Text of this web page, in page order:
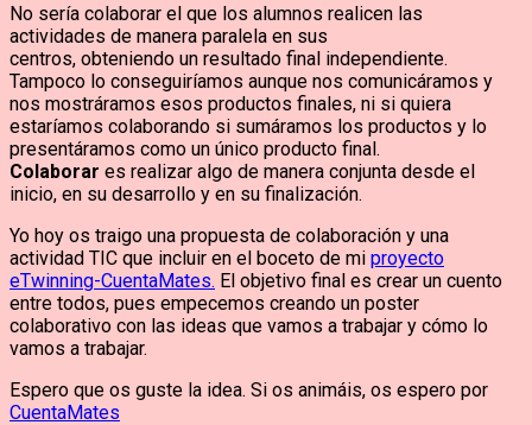
No sería colaborar el que los alumnos realicen las
actividades de manera paralela en sus
centros, obteniendo un resultado final independiente.
Tampoco lo conseguiríamos aunque nos comunicáramos y
nos mostráramos esos productos finales, ni si quiera
estaríamos colaborando si sumáramos los productos y lo
presentáramos como un único producto final.
Colaborar es realizar algo de manera conjunta desde el
inicio, en su desarrollo y en su finalización.
Yo hoy os traigo una propuesta de colaboración y una
actividad TIC que incluir en el boceto de mi proyecto
eTwinning-CuentaMates. El objetivo final es crear un cuento
entre todos, pues empecemos creando un poster
colaborativo con las ideas que vamos a trabajar y cómo lo
vamos a trabajar.
Espero que os guste la idea. Si os animáis, os espero por
CuentaMates